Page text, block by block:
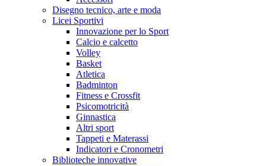
Disegno tecnico, arte e moda
Licei Sportivi
Innovazione per lo Sport
Calcio e calcetto
Volley
Basket
Atletica
Badminton
Fitness e Crossfit
Psicomotricità
Ginnastica
Altri sport
Tappeti e Materassi
Indicatori e Cronometri
Biblioteche innovative